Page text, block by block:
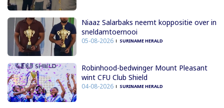
Niaaz Salarbaks neemt koppositie over in
sneldamtoernooi
05-08-2026 SURINAME HERALD
Robinhood-bedwinger Mount Pleasant
wint CFU Club Shield
04-08-2026 SURINAME HERALD